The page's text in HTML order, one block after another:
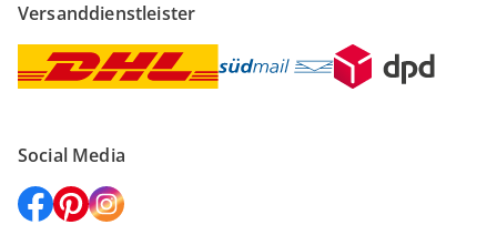
Versanddienstleister
Social Media